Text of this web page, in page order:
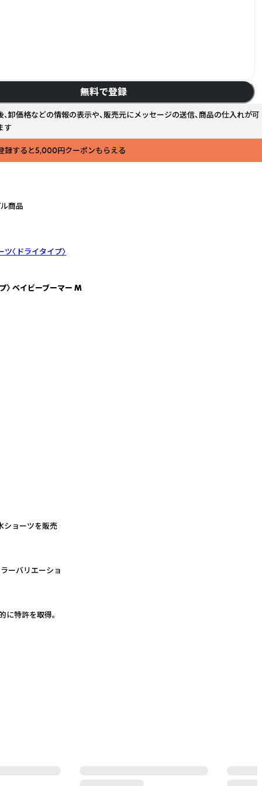
無料で登録
、卸価格などの情報の表示や、販売元にメッセージの送信、商品の仕入れが可
す
登録すると5,000円クーポンもらえる
商品
〈ドライタイプ〉
〉 ベイビーブーマー M
ショーツを販売
ーバリエーショ
特許を取得。